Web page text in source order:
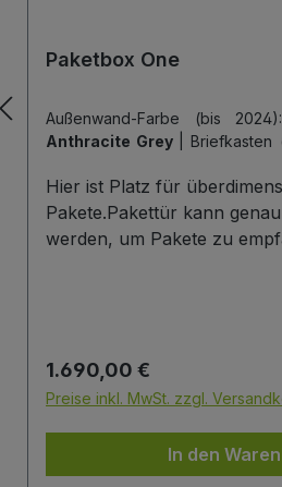
Paketbox One
Außenwand-Farbe (bis
Anthracite Grey
Briefkasten
Hintertür | Tiefe der
cm Außenmaß (Standard) |
2024):Tür: Anthracite Grey
Hier ist Platz für
Pakete.Pakettür kann
werden, um Pakete zu
Die Tür wird immer mit
ausgestattet. Das heißt, Sie
Ihrer Haustüre haben und
dem selben Schlüssel
Regulärer Preis:
1.690,00 €
Preise inkl. MwSt. zzgl.
In den